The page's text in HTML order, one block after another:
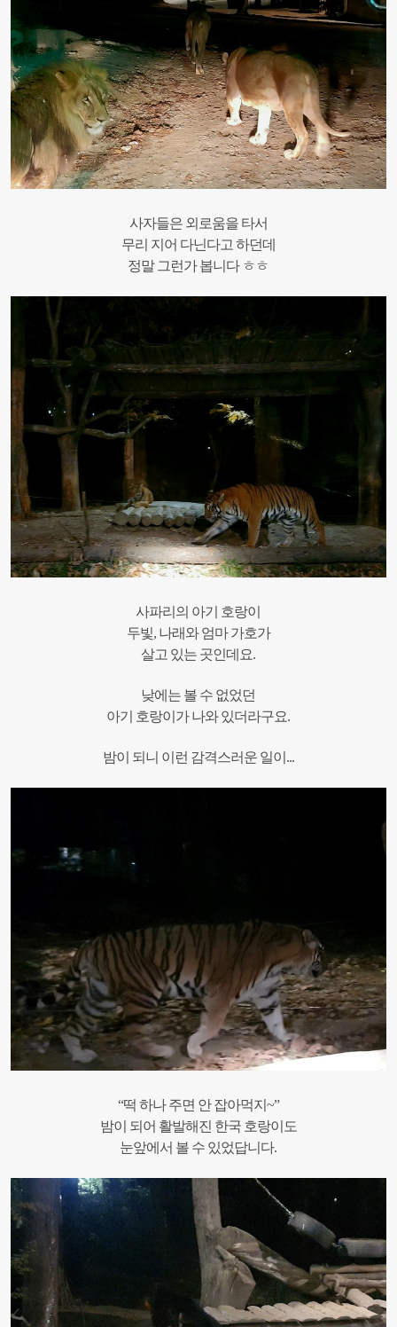
사자들은 외로움을 타서
무리 지어 다닌다고 하던데
정말 그런가 봅니다 ㅎㅎ
사파리의 아기 호랑이
두빛, 나래와 엄마 가호가
살고 있는 곳인데요.
낮에는 볼 수 없었던
아기 호랑이가 나와 있더라구요.
밤이 되니 이런 감격스러운 일이...
“떡 하나 주면 안 잡아먹지~”
밤이 되어 활발해진 한국 호랑이도
눈앞에서 볼 수 있었답니다.